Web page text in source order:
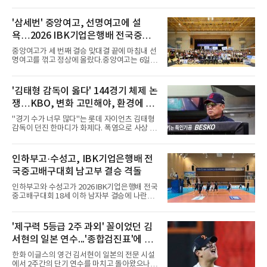
대형 유망주로 기대를 모았던 투수 심준석에 이
어, 빅리그 경력을 지닌 내외야수 배지환까지 연
달아 뉴욕 메츠 산하 마이너리그에서 방출 통보
를 받는 아픔을 겪었다. 두 선수의 동반 이탈은
메츠 구단이 유독 한국 선수들에게 '기회의 땅'이
아닌 '무덤'처럼 작용하고 있음을 방증하고 있다.
고교 시절 시속 160km에 달하는 강속구로 큰 스
리츠와 마이애미 말린스를 거쳐 메츠에 둥지를
틀며 반등을 노렸으나
'삼세번' 중앙여고, 선명여고에 설
욕…2026 IBK기업은행배 전국중고
배구대회 우승
중앙여고가 세 번째 결승 맞대결 끝에 마침내 선
명여고를 꺾고 정상에 올랐다.중앙여고는 6일
행배 전국중고배구대회 18세 이하 여자부 결승
에서 선명여고를 세트스코어 3-1(13-25, 25-14,
25-17, 25-10)로 물리치고 우승을 차지했다.첫
세트를 13-25로 내주며 불안하게 출발한 중앙여
고는 이후 조직력을 되찾아 2세트부터 경기 주
도권을 완전히 장악했다. 강한 서브와 탄탄한 수
비를 앞세워 내리 세 세트를 따내며 짜릿한 역전
권대회 결승에서 모두 선명여고에 패해 준우승
에 머물렀다. 그러나 세 번째
'김태형 감독이 옳다' 144경기 체제 논
쟁…KBO, 변화 고민해야, 환경에 맞
는 경기 수가 바람직
"경기 수가 너무 많다"는 롯데 자이언츠 김태형
감독이 던진 한마디가 화제다. 폭염으로 사상 초
독은 단순히 더위를 이야기하지 않았다. 우천,
폭염, 부상 등 변수가 늘어나는 현실에서 현재
팀당 144경기 체제가 과연 지속 가능한지 질문
을 던졌다.물론 144경기가 세계적으로 특별히
많은 숫자는 아니다. 메이저리그는 팀당 162경
기, 일본프로야구도 143~144경기를 치른다. 숫
자만 놓고 보면 KBO가 유난히 혹사 구조라고 말
비교하기 어려울 정도로 폭염이 길어지고 강해
지고 있다. 여기에 장마, 이
인하부고·수성고, IBK기업은행배 전
국중고배구대회 남고부 결승 격돌
인하부고와 수성고가 2026 IBK기업은행배 전국
중고배구대회 18세 이하 남자부 결승에 나란히
하부고는 5일 충북 제천실내체육관에서 열린 대
회 남자 18세 이하부 준결승에서 남성고를 세트
스코어 3-1(25-17, 17-25, 25-21, 25-17)로 꺾
고 결승행 티켓을 따냈다. 인하부고는 높은 공격
성공률을 앞세워 경기 주도권을 잡으며 승리를
거뒀다.수성고도 준결승에서 속초고를 상대로
'제구력 5등급 2주 과외' 꼴이었던 김
서현의 일본 연수...'종합검진표'에 불
과
한화 이글스의 영건 김서현이 일본의 전문 시설
에서 2주간의 단기 연수를 마치고 돌아왔으나,